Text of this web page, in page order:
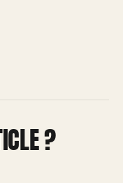
?